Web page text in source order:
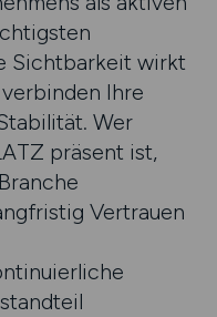
Sichtbarkeit wirkt
Ihre
Wer
präsent ist,
Vertrauen